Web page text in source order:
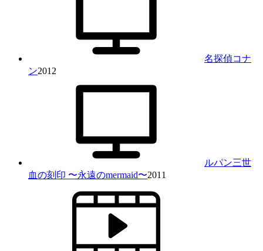
名探偵コナ
ン2012
ルパン三世
血の刻印 〜永遠のmermaid〜2011